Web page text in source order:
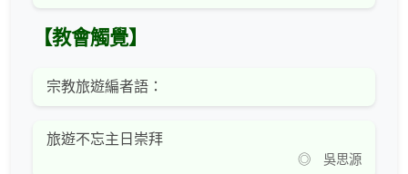
【教會觸覺】
宗教旅遊編者語：
旅遊不忘主日崇拜
◎ 吳思源